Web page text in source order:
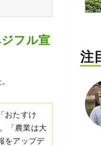
フル宣
おたすけ
「農業は大
をアップデ
注